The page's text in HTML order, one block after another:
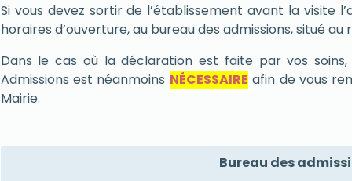
Si vous devez sortir de l’établissement avant la visite
horaires d’ouverture, au bureau des admissions, situé
Dans le cas où la déclaration est faite par vos
Admissions est néanmoins NÉCESSAIRE afin de vous
Mairie.
Bureau des